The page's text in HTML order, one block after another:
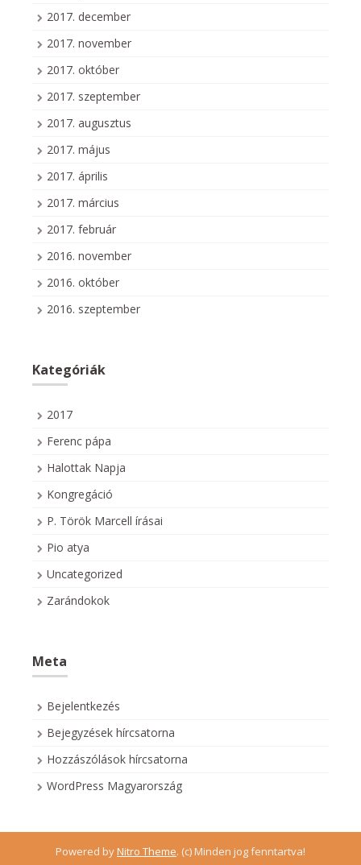
2017. december
2017. november
2017. október
2017. szeptember
2017. augusztus
2017. május
2017. április
2017. március
2017. február
2016. november
2016. október
2016. szeptember
Kategóriák
2017
Ferenc pápa
Halottak Napja
Kongregáció
P. Török Marcell írásai
Pio atya
Uncategorized
Zarándokok
Meta
Bejelentkezés
Bejegyzések hírcsatorna
Hozzászólások hírcsatorna
WordPress Magyarország
Powered byNitro Theme. (c) Minden jog fenntartva!